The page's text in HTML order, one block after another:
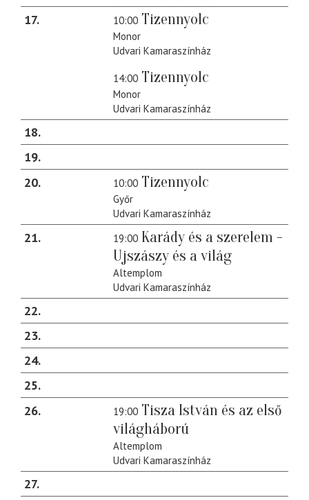
17 10:00 Tizennyolc
Monor
Udvari Kamaraszínház
14:00 Tizennyolc
Monor
Udvari Kamaraszínház
18
19
20
10:00 Tizennyolc
Győr
Udvari Kamaraszínház
21 19:00 Karády és a szerelem -
Ujszászy és a világ
Altemplom
Udvari Kamaraszínház
22
23
24
25
26
19:00 Tisza István és az első
világháború
Altemplom
Udvari Kamaraszínház
27